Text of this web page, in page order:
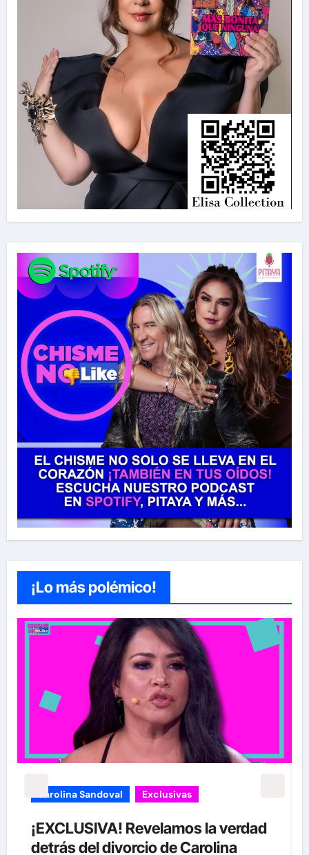
¡Lo más polémico!
carolina Sandoval Exclusivas
¡EXCLUSIVA! Revelamos la verdad
detrás del divorcio de Carolina